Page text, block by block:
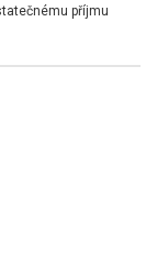
příjmu